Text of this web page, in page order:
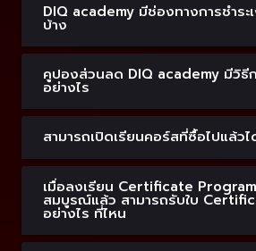
DIQ academy มีช่องทางการชำระ
บ้าง
คูปองส่วนลด DIQ academy มีวิธีก
อย่างไร
สามารถเปิดเรียนคอร์สที่ซื้อไปแล้วไ
เมื่อลงเรียน Certificate
สมบูรณ์แล้ว สามารถรับใบ Certificate ได้
อย่างไร ที่ไหน